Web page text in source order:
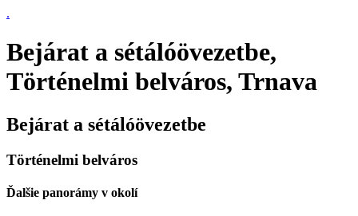
.
Bejárat a sétálóövezetbe,
Történelmi belváros, Trnava
Bejárat a sétálóövezetbe
Történelmi belváros
Ďalšie panorámy v okolí